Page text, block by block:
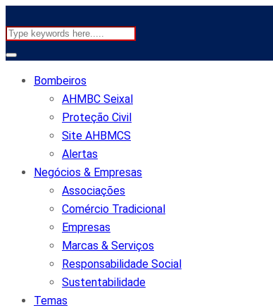
Bombeiros
AHMBC Seixal
Proteção Civil
Site AHBMCS
Alertas
Negócios & Empresas
Associações
Comércio Tradicional
Empresas
Marcas & Serviços
Responsabilidade Social
Sustentabilidade
Temas